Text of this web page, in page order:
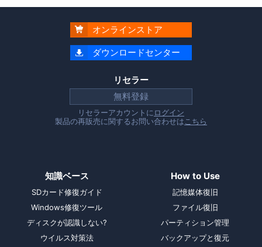
 オンラインストア
 ダウンロードセンター
リセラー
無料登録
リセラーアカウントにログイン
製品の再販売に関するお問い合わせはこちら
知識ベース
SDカード修復ガイド
Windows修復ツール
ディスクが認識しない?
ウイルス対策法
How to Use
記憶媒体復旧
ファイル復旧
パーティション管理
バックアップと復元